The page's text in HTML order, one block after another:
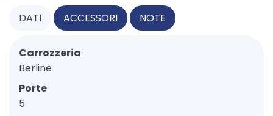
DATI ACCESSORI NOTE
Carrozzeria
Berline
Porte
5